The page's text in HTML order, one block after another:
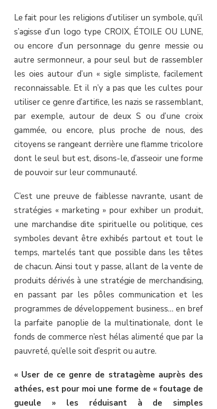
Le fait pour les religions d’utiliser un symbole, qu’il
s’agisse d’un logo type CROIX, ÉTOILE OU LUNE,
ou encore d’un personnage du genre messie ou
autre sermonneur, a pour seul but de rassembler
les oies autour d’un « sigle simpliste, facilement
reconnaissable. Et il n’y a pas que les cultes pour
utiliser ce genre d’artifice, les nazis se rassemblant,
par exemple, autour de deux S ou d’une croix
gammée, ou encore, plus proche de nous, des
citoyens se rangeant derrière une flamme tricolore
dont le seul but est, disons-le, d’asseoir une forme
de pouvoir sur leur communauté.
C’est une preuve de faiblesse navrante, usant de
stratégies « marketing » pour exhiber un produit,
une marchandise dite spirituelle ou politique, ces
symboles devant être exhibés partout et tout le
temps, martelés tant que possible dans les têtes
de chacun. Ainsi tout y passe, allant de la vente de
produits dérivés à une stratégie de merchandising,
en passant par les pôles communication et les
programmes de développement business… en bref
la parfaite panoplie de la multinationale, dont le
fonds de commerce n’est hélas alimenté que par la
pauvreté, qu’elle soit d’esprit ou autre.
« User de ce genre de stratagème auprès des
athées, est pour moi une forme de « foutage de
gueule » les réduisant à de simples